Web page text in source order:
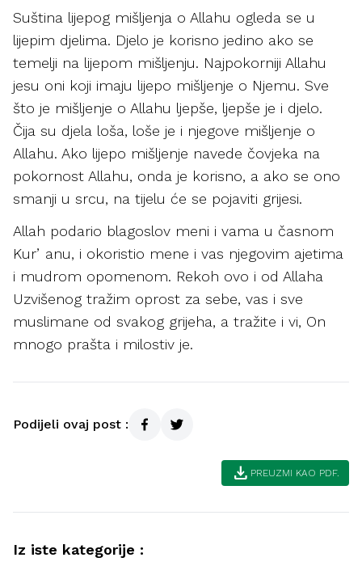
Suština lijepog mišljenja o Allahu ogleda se u
lijepim djelima. Djelo je korisno jedino ako se
temelji na lijepom mišljenju. Najpokorniji Allahu
jesu oni koji imaju lijepo mišljenje o Njemu. Sve
što je mišljenje o Allahu ljepše, ljepše je i djelo.
Čija su djela loša, loše je i njegove mišljenje o
Allahu. Ako lijepo mišljenje navede čovjeka na
pokornost Allahu, onda je korisno, a ako se ono
smanji u srcu, na tijelu će se pojaviti grijesi.
Allah podario blagoslov meni i vama u časnom
Kurʼanu, i okoristio mene i vas njegovim ajetima
i mudrom opomenom. Rekoh ovo i od Allaha
Uzvišenog tražim oprost za sebe, vas i sve
muslimane od svakog grijeha, a tražite i vi, On
mnogo prašta i milostiv je.
Podijeli ovaj post :
download PREUZMI KAO PDF.
Iz iste kategorije :